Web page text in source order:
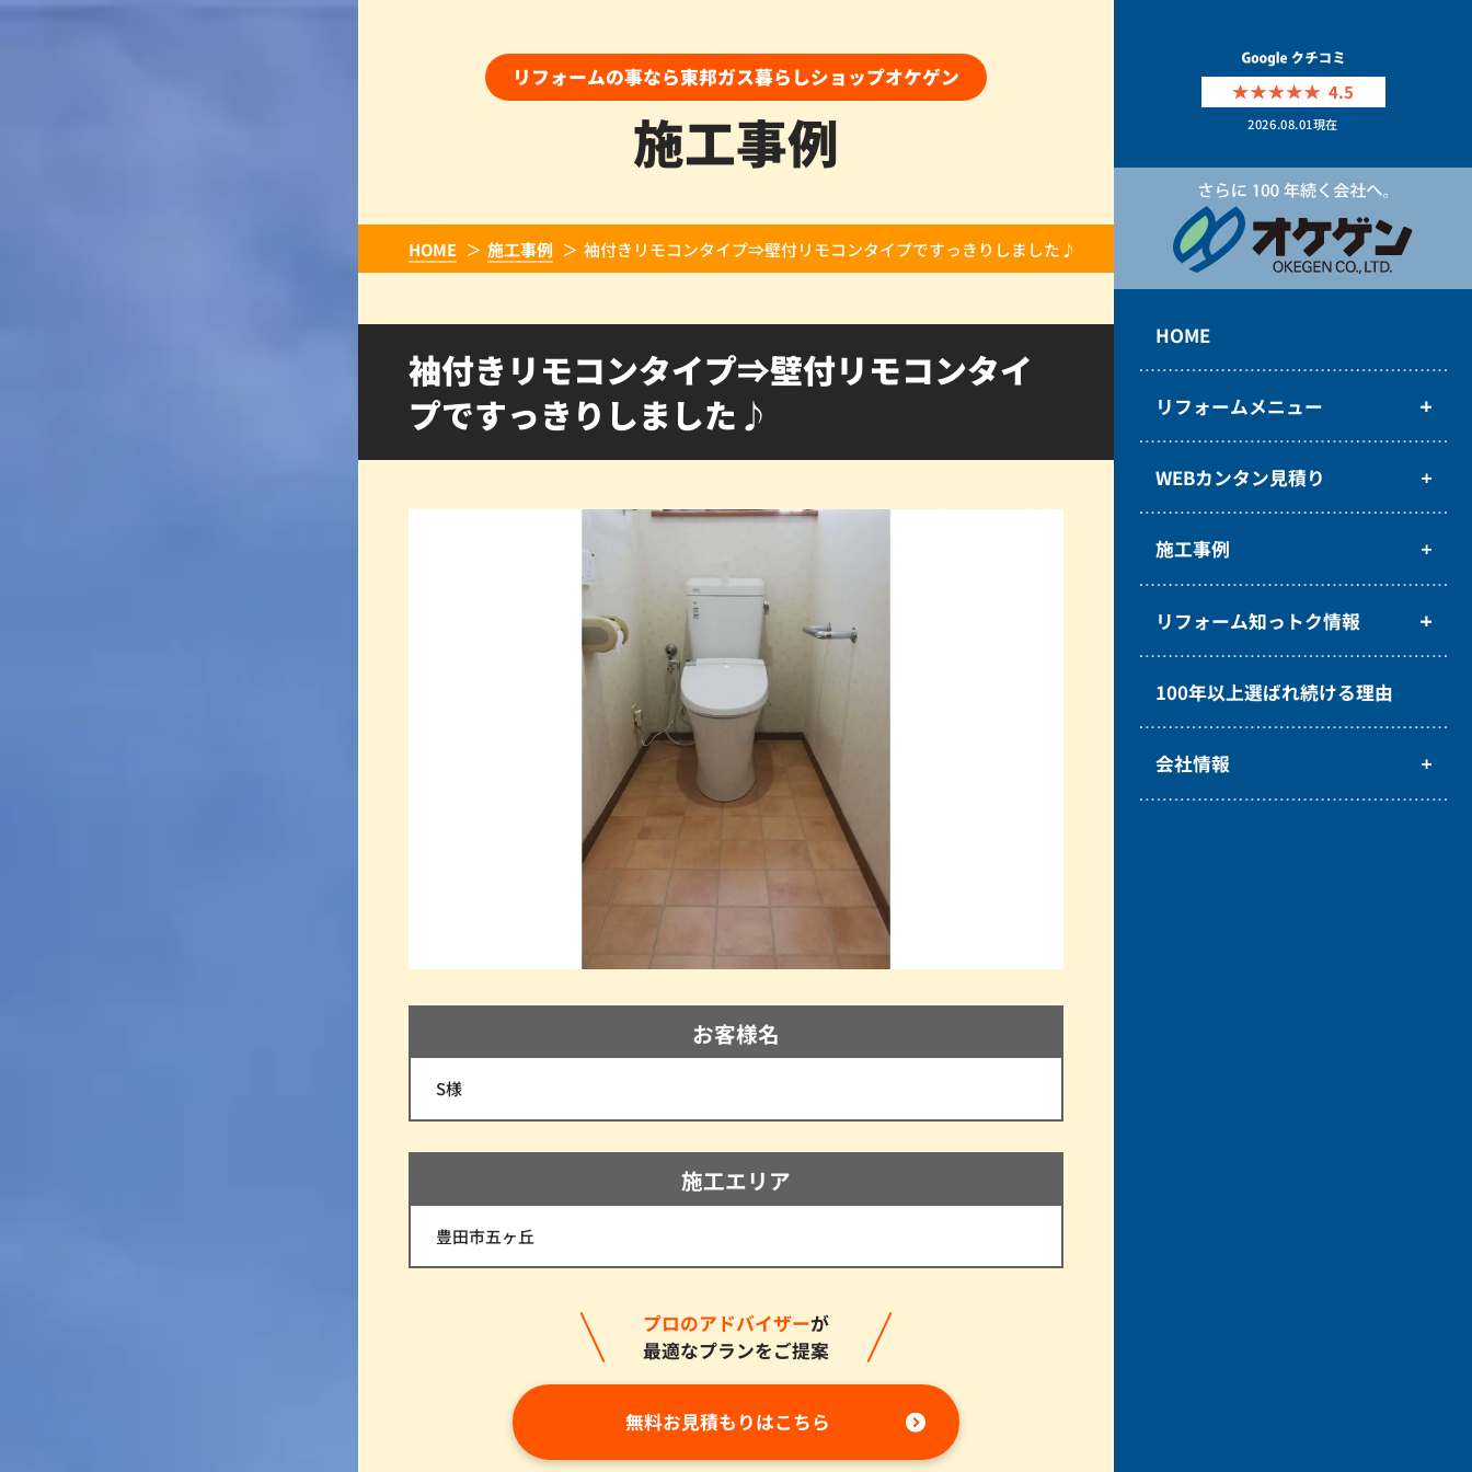
4.5
2026.08.01現在
HOME
リフォームメニュー
WEBカンタン見積り
施工事例
リフォーム知っトク情報
100年以上選ばれ続ける理由
会社情報
リフォームの事なら東邦ガス暮らしショップオケゲン
施工事例
HOME 施工事例 袖付きリモコンタイプ⇒壁付リモコンタイプですっきりしました♪
袖付きリモコンタイプ⇒壁付リモコンタイ
プですっきりしました♪
お客様名
S様
施工エリア
豊田市五ヶ丘
プロのアドバイザーが
最適なプランをご提案
無料お見積もりはこちら